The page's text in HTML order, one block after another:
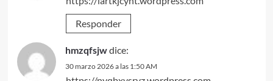
Responder
hmzqfsjwdice:
30 marzo 2026 a las 1:50 AM